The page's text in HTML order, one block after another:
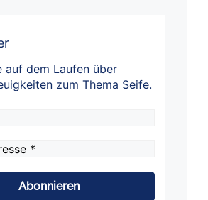
auf dem Laufen über
zum Thema Seife.
Adresse
*